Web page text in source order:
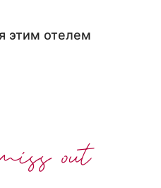
этим отелем
out